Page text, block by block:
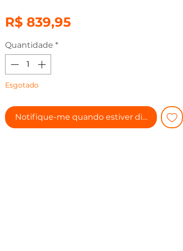
R$ 839,95Preço
Quantidade *
Esgotado
Notifique-me quando estiver disponível